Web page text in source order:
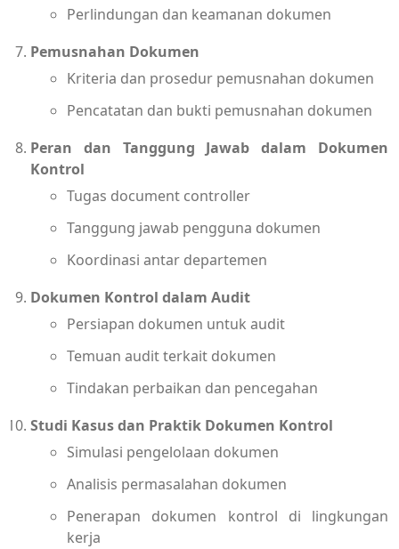
Perlindungan dan keamanan dokumen
Pemusnahan Dokumen
Kriteria dan prosedur pemusnahan dokumen
Pencatatan dan bukti pemusnahan dokumen
Peran dan Tanggung Jawab dalam Dokumen
Kontrol
Tugas document controller
Tanggung jawab pengguna dokumen
Koordinasi antar departemen
Dokumen Kontrol dalam Audit
Persiapan dokumen untuk audit
Temuan audit terkait dokumen
Tindakan perbaikan dan pencegahan
Studi Kasus dan Praktik Dokumen Kontrol
Simulasi pengelolaan dokumen
Analisis permasalahan dokumen
Penerapan dokumen kontrol di lingkungan
kerja